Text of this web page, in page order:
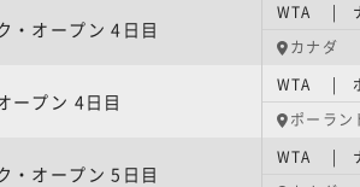
・オープン 4日目
WTA | ナ
カナダ
ープン 4日目
WTA | ポ
ポーラン
・オープン 5日目
WTA | ナ